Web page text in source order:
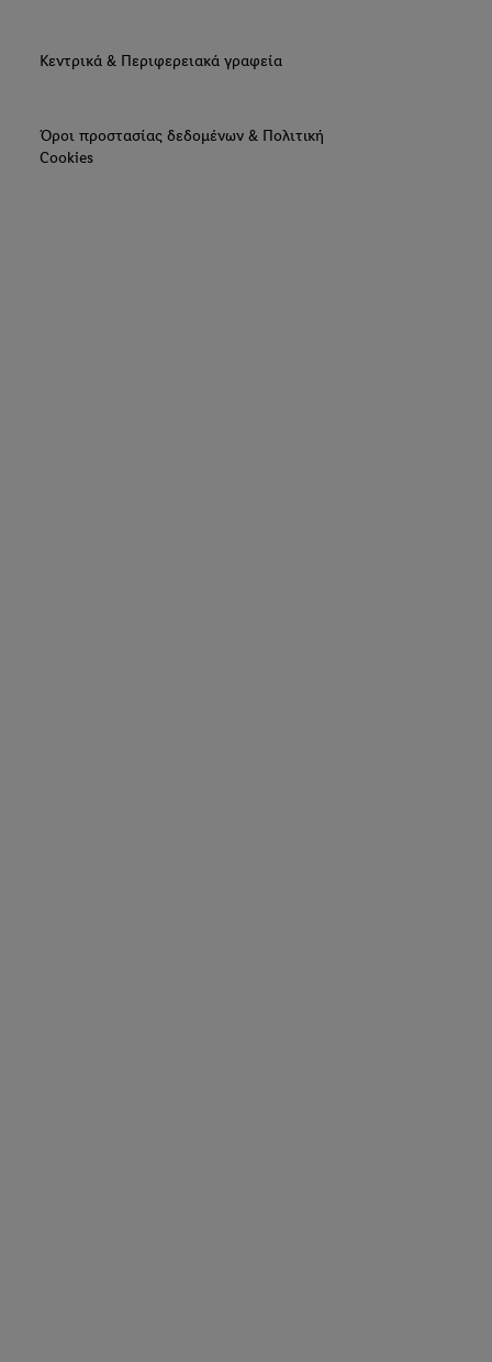
Κεντρικά & Περιφερειακά γραφεία
Όροι προστασίας δεδομένων & Πολιτική
Cookies